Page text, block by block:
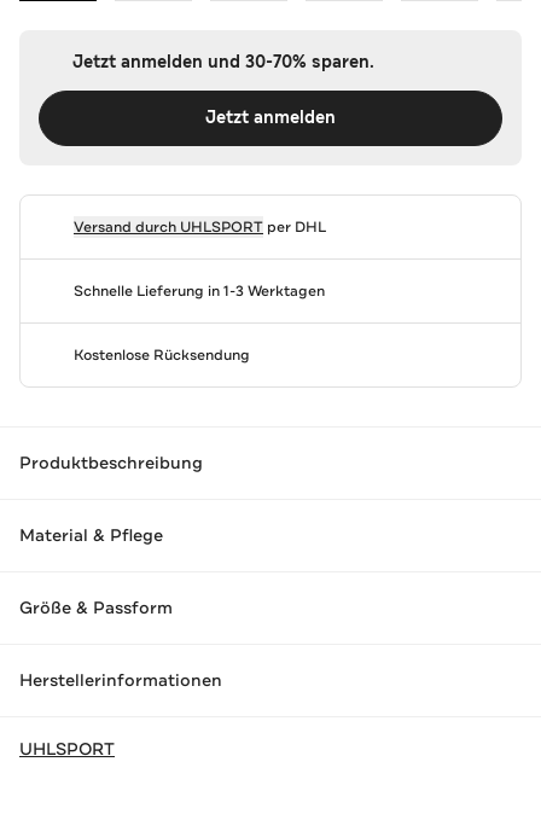
Jetzt anmelden und 30-70% sparen.
Jetzt anmelden
Versand durch UHLSPORTper DHL
Schnelle Lieferung in 1-3 Werktagen
Kostenlose Rücksendung
Produktbeschreibung
Material & Pflege
Größe & Passform
Herstellerinformationen
UHLSPORT